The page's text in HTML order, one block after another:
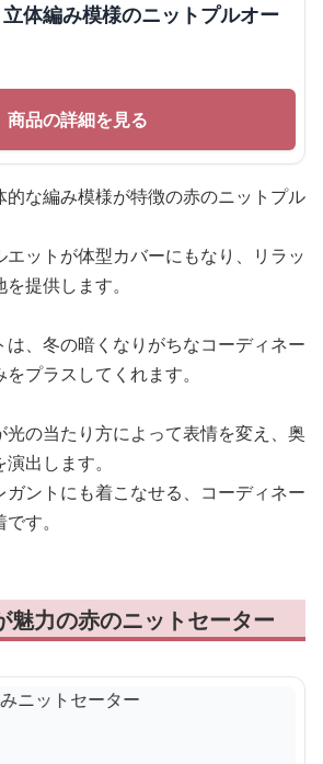
体編み模様のニットプルオー
商品の詳細を見る
的な編み模様が特徴の赤のニットプル
ットが体型カバーにもなり、リラッ
提供します。
、冬の暗くなりがちなコーディネー
プラスしてくれます。
の当たり方によって表情を変え、奥
出します。
ガントにも着こなせる、コーディネー
す。
魅力の赤のニットセーター